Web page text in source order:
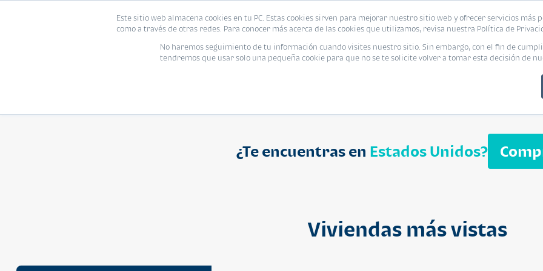
Este sitio web almacena cookies en tu PC. Estas cookies sirven para mejorar nuestro sitio web y ofrecer servicios más
como a través de otras redes. Para conocer más acerca de las cookies que utilizamos, revisa nuestra Política de
No haremos seguimiento de tu información cuando visites nuestro sitio. Sin embargo, con el fin de
tendremos que usar solo una pequeña cookie para que no se te solicite volver a tomar esta decisión de
Proyecto Modelo Inmobiliaria
¿Te encuentras en Estados Unidos?
Viviendas más vistasSegheria
Viviendas Eventos Promociones Blog